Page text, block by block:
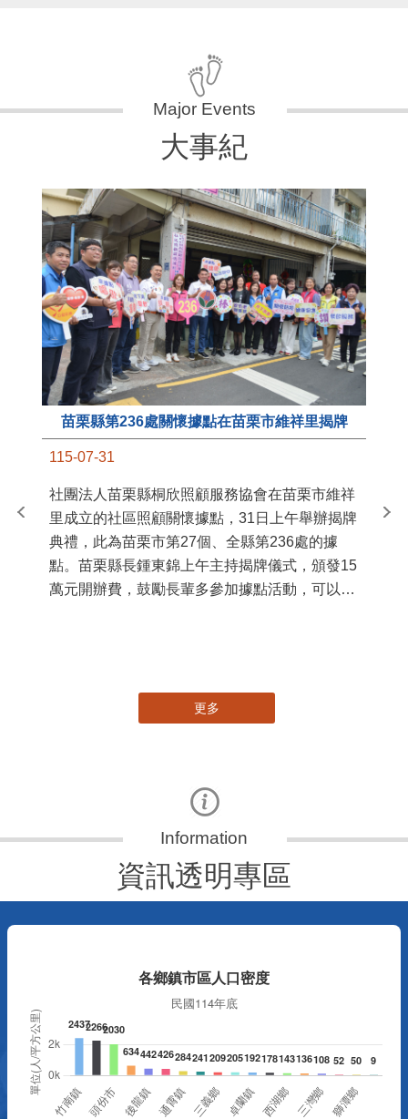
大事紀
苗栗縣第236處關懷據點在苗栗市維祥里揭牌
115-07-31
社團法人苗栗縣桐欣照顧服務協會在苗栗市維祥
里成立的社區照顧關懷據點，31日上午舉辦揭牌
典禮，此為苗栗市第27個、全縣第236處的據
點。苗栗縣長鍾東錦上午主持揭牌儀式，頒發15
萬元開辦費，鼓勵長輩多參加據點活動，可以更
苗
更多
資訊透明專區